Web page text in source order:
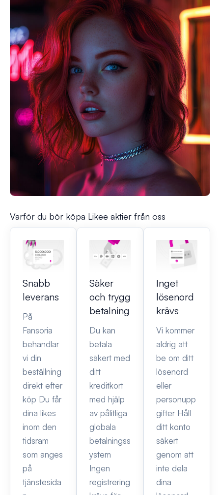
Varför du bör köpa Likee aktier från oss
Snabb
leverans
På
Fansoria
behandlar
vi din
beställning
direkt efter
köp Du får
dina likes
inom den
tidsram
som anges
på
tjänstesida
Säker
och trygg
betalning
Du kan
betala
säkert med
ditt
kreditkort
med hjälp
av pålitliga
globala
betalningss
ystem
Ingen
registrering
Inget
lösenord
krävs
Vi kommer
aldrig att
be om ditt
lösenord
eller
personupp
gifter Håll
ditt konto
säkert
genom att
inte dela
dina